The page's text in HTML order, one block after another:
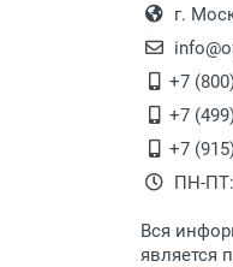
г.
+7
+7
+7
ПН-ПТ:
Вся
является